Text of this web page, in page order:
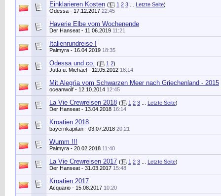
Einklarieren Kosten ( 1 2 3 Letzte Seite)
Odessa - 17.12.2017 22:45
Haverie Elbe vom Wochenende
Der Hanseat - 11.06.2019 11:21
Italienrundreise !
Palmyra - 16.04.2019 18:35
Odessa und co. ( 1 2)
Jutta u. Michael - 12.05.2012 18:14
Mit Alegrìa vom Schwarzen Meer nach Griechenland - 2015
oceanwolf - 12.10.2014 12:45
La Vie Crewreisen 2018 ( 1 2 3 Letzte Seite)
Der Hanseat - 13.04.2018 16:14
Kroatien 2018
bayernkapitän - 03.07.2018 20:21
Wumm !!!
Palmyra - 20.02.2018 11:40
La Vie Crewreisen 2017 ( 1 2 3 Letzte Seite)
Der Hanseat - 31.03.2017 15:48
Kroatien 2017
Acquario - 15.08.2017 10:20